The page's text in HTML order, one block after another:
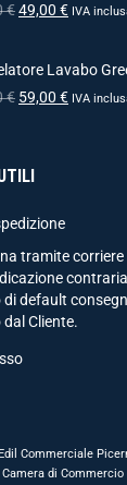
€49,00 € IVA
Lavabo
€ 59,00 € IVA
tramite corriere
default
Cliente.
Commerciale
di